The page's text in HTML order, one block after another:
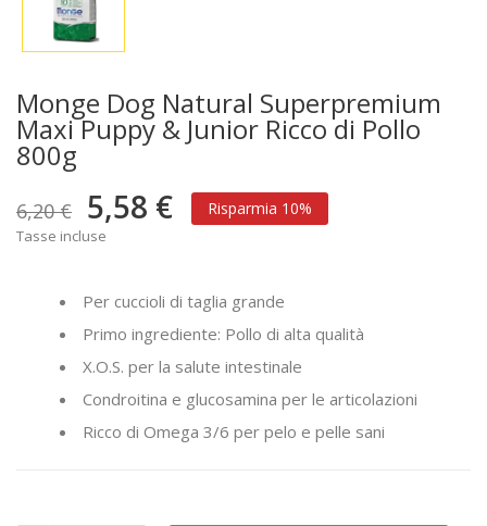
Monge Dog Natural Superpremium
Maxi Puppy & Junior Ricco di Pollo
800g
6,20 € 5,58 € Risparmia 10%
Tasse incluse
Per cuccioli di taglia grande
Primo ingrediente: Pollo di alta qualità
X.O.S. per la salute intestinale
Condroitina e glucosamina per le articolazioni
Ricco di Omega 3/6 per pelo e pelle sani